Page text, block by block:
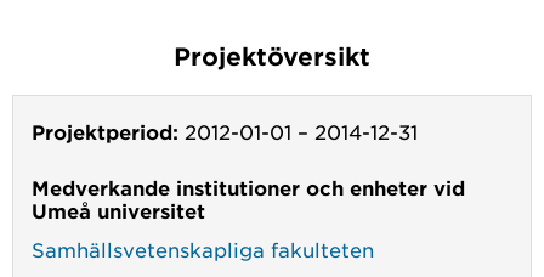
Projektöversikt
Projektperiod: 2012-01-01 – 2014-12-31
Medverkande institutioner och enheter vid
Umeå universitet
Samhällsvetenskapliga fakulteten